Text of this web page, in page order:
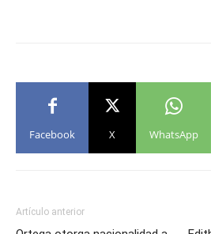
Facebook X WhatsApp
Artículo anterior